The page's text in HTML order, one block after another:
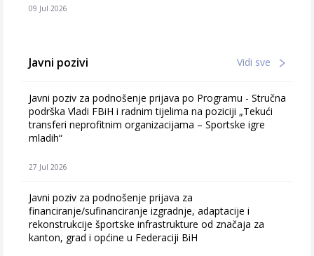
09 Jul 2026
Javni pozivi Vidi sve
Javni poziv za podnošenje prijava po Programu - Stručna
podrška Vladi FBiH i radnim tijelima na poziciji „Tekući
transferi neprofitnim organizacijama – Sportske igre
mladih“
27 Jul 2026
Javni poziv za podnošenje prijava za
financiranje/sufinanciranje izgradnje, adaptacije i
rekonstrukcije športske infrastrukture od značaja za
kanton, grad i općine u Federaciji BiH